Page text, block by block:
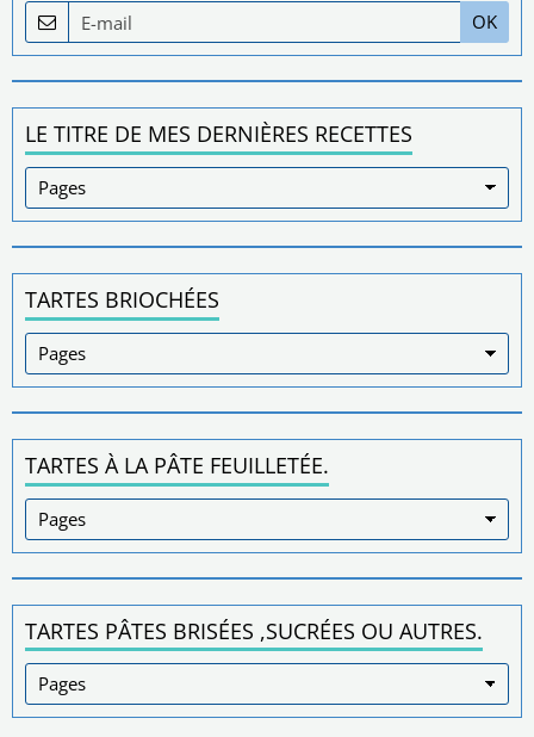
OK
LE TITRE DE MES DERNIÈRES RECETTES
TARTES BRIOCHÉES
TARTES À LA PÂTE FEUILLETÉE.
TARTES PÂTES BRISÉES ,SUCRÉES OU AUTRES.